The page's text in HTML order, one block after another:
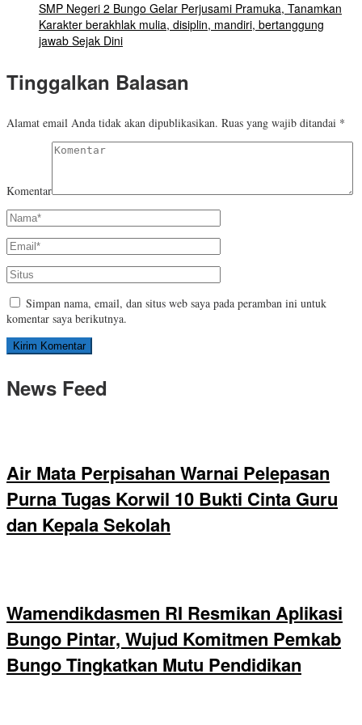
SMP Negeri 2 Bungo Gelar Perjusami Pramuka, Tanamkan
Karakter berakhlak mulia, disiplin, mandiri, bertanggung
jawab Sejak Dini
Tinggalkan Balasan
Alamat email Anda tidak akan dipublikasikan. Ruas yang wajib ditandai *
Komentar
Simpan nama, email, dan situs web saya pada peramban ini untuk
komentar saya berikutnya.
News Feed
Air Mata Perpisahan Warnai Pelepasan
Purna Tugas Korwil 10 Bukti Cinta Guru
dan Kepala Sekolah
Wamendikdasmen RI Resmikan Aplikasi
Bungo Pintar, Wujud Komitmen Pemkab
Bungo Tingkatkan Mutu Pendidikan